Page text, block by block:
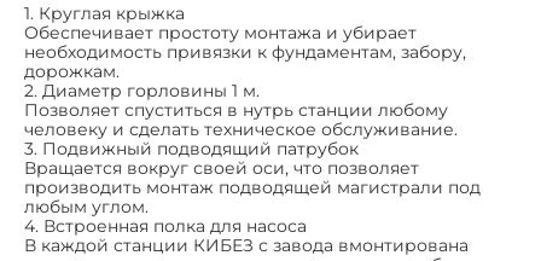
1. Круглая крыжка
Обеспечивает простоту монтажа и убирает
необходимость привязки к фундаментам, забору,
дорожкам.
2. Диаметр горловины 1 м.
Позволяет спуститься в нутрь станции любому
человеку и сделать техническое обслуживание.
3. Подвижный подводящий патрубок
Вращается вокруг своей оси, что позволяет
производить монтаж подводящей магистрали под
любым углом.
4. Встроенная полка для насоса
В каждой станции КИБЕЗ с завода вмонтирована